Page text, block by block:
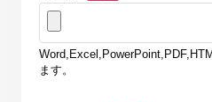
ます。